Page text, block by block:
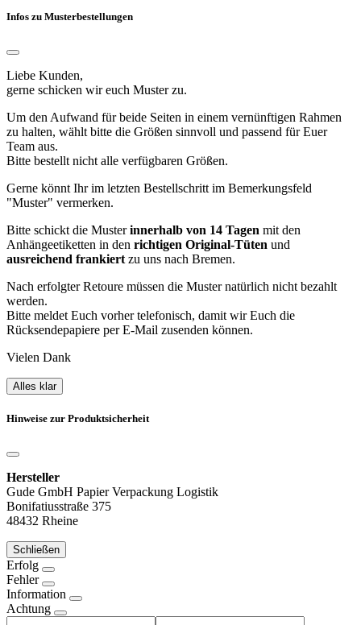
Infos zu Musterbestellungen
Liebe Kunden,
gerne schicken wir euch Muster zu.
Um den Aufwand für beide Seiten in einem vernünftigen Rahmen
zu halten, wählt bitte die Größen sinnvoll und passend für Euer
Team aus.
Bitte bestellt nicht alle verfügbaren Größen.
Gerne könnt Ihr im letzten Bestellschritt im Bemerkungsfeld
"Muster" vermerken.
Bitte schickt die Musterinnerhalb von 14 Tagen mit den
Anhängeetiketten in den richtigen Original-Tüten und
ausreichend frankiert zu uns nach Bremen.
Nach erfolgter Retoure müssen die Muster natürlich nicht bezahlt
werden.
Bitte meldet Euch vorher telefonisch, damit wir Euch die
Rücksendepapiere per E-Mail zusenden können.
Vielen Dank
Alles klar
Hinweise zur Produktsicherheit
Hersteller
Gude GmbH Papier Verpackung Logistik
Bonifatiusstraße 375
48432 Rheine
Schließen
Erfolg
Fehler
Information
Achtung